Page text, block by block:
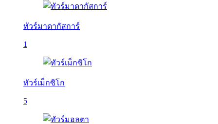
ทัวร์มาดากัสการ์
1
ทัวร์เม็กซิโก
5